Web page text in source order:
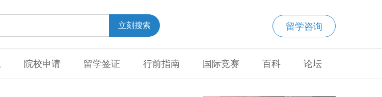
留学咨询
立刻搜索
院校申请 留学签证 行前指南 国际竞赛 百科 论坛